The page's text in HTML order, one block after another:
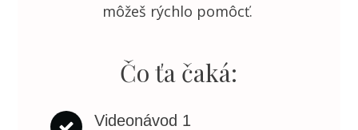
môžeš rýchlo pomôcť.
Čo ťa čaká:
Videonávod 1